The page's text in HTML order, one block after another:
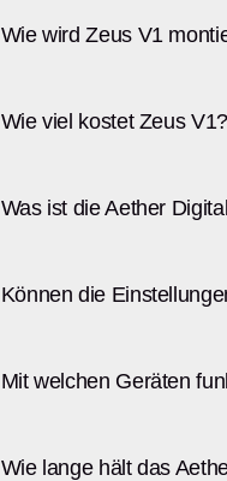
Wie wird Zeus V1
Wie viel kostet Zeus V1?
Was ist die Aether
Können die
Mit welchen Geräten
Wie lange hält das